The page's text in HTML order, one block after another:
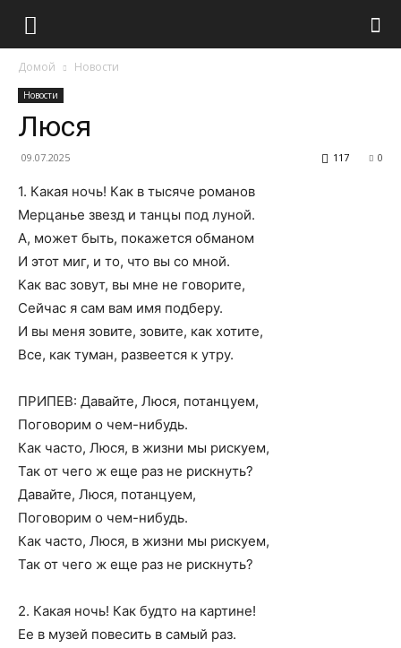
Домой Новости
Новости
Люся
09.07.2025 0
117
1. Какая ночь! Как в тысяче романов
Мерцанье звезд и танцы под луной.
А, может быть, покажется обманом
И этот миг, и то, что вы со мной.
Как вас зовут, вы мне не говорите,
Сейчас я сам вам имя подберу.
И вы меня зовите, зовите, как хотите,
Все, как туман, развеется к утру.
ПРИПЕВ: Давайте, Люся, потанцуем,
Поговорим о чем-нибудь.
Как часто, Люся, в жизни мы рискуем,
Так от чего ж еще раз не рискнуть?
Давайте, Люся, потанцуем,
Поговорим о чем-нибудь.
Как часто, Люся, в жизни мы рискуем,
Так от чего ж еще раз не рискнуть?
2. Какая ночь! Как будто на картине!
Ее в музей повесить в самый раз.